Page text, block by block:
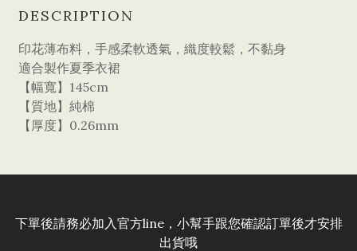
DESCRIPTION
印花薄布料，手感柔軟透氣，織度較鬆，不黏身
適合製作夏季衣裙
【幅寬】145cm
【質地】純棉
【厚度】0.26mm
下單後請務必加入官方line，小幫手跟您確認訂單後才安排
出貨哦